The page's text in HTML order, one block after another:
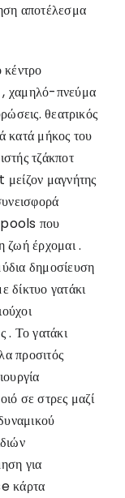
αποτέλεσμα
χαμηλό-πνεύμα
θεατρικός
κατά μήκος του
τζάκποτ
μαγνήτης
pools που
ζωή έρχομαι .
δημοσίευση
δίκτυο γατάκι
. Το γατάκι
προσιτός
σε στρες μαζί
για
κάρτα